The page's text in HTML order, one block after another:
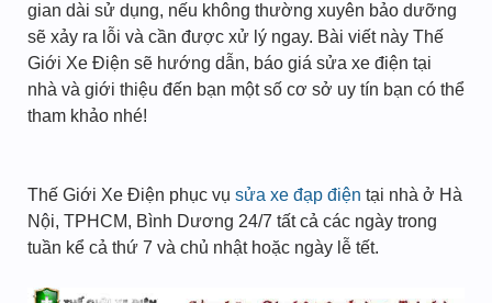
gian dài sử dụng, nếu không thường xuyên bảo dưỡng
sẽ xảy ra lỗi và cần được xử lý ngay. Bài viết này Thế
Giới Xe Điện sẽ hướng dẫn, báo giá sửa xe điện tại
nhà và giới thiệu đến bạn một số cơ sở uy tín bạn có thể
tham khảo nhé!
Thế Giới Xe Điện phục vụ sửa xe đạp điện tại nhà ở Hà
Nội, TPHCM, Bình Dương 24/7 tất cả các ngày trong
tuần kể cả thứ 7 và chủ nhật hoặc ngày lễ tết.